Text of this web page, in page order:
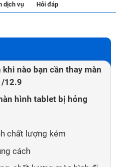
dịch vụ Hỏi đáp
nào bạn cần thay màn
12.9
hình tablet bị hỏng
chất lượng kém
cách